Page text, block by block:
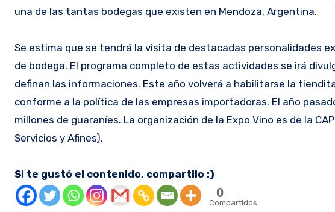
una de las tantas bodegas que existen en Mendoza, Argentina.
Se estima que se tendrá la visita de destacadas personalidades
de bodega. El programa completo de estas actividades se irá
definan las informaciones. Este año volverá a habilitarse la
conforme a la política de las empresas importadoras. El año
millones de guaraníes. La organización de la Expo Vino es de la
Servicios y Afines).
Si te gustó el contenido, compartilo :)
0
Compartidos